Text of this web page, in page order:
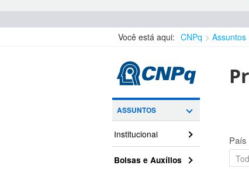
Você está aqui: CNPq Assuntos
ASSUNTOS
Institucional
Bolsas e Auxílios
País